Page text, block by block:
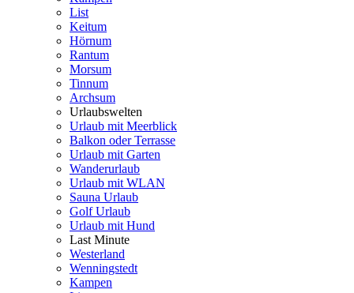
List
Keitum
Hörnum
Rantum
Morsum
Tinnum
Archsum
Urlaubswelten
Urlaub mit Meerblick
Balkon oder Terrasse
Urlaub mit Garten
Wanderurlaub
Urlaub mit WLAN
Sauna Urlaub
Golf Urlaub
Urlaub mit Hund
Last Minute
Westerland
Wenningstedt
Kampen